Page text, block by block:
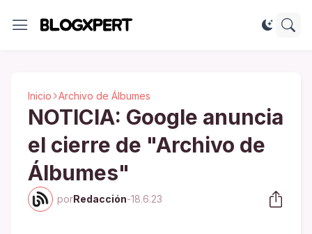
Inicio Archivo de Álbumes
NOTICIA: Google anuncia
el cierre de "Archivo de
Álbumes"
porRedacción-18.6.23